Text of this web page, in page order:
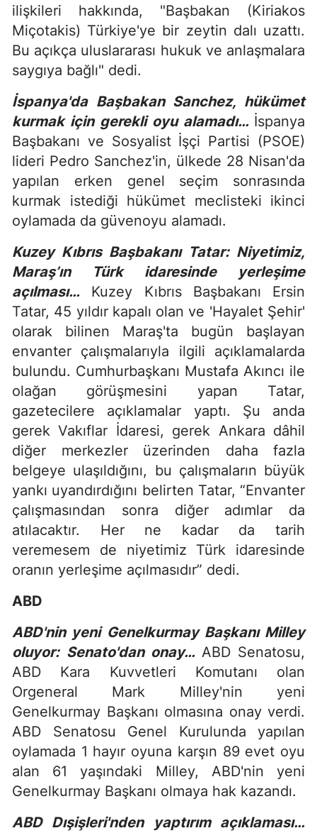
ilişkileri hakkında, "Başbakan (Kiriakos
Miçotakis) Türkiye'ye bir zeytin dalı uzattı.
Bu açıkça uluslararası hukuk ve anlaşmalara
saygıya bağlı" dedi.
İspanya'da Başbakan Sanchez, hükümet
kurmak için gerekli oyu alamadı… İspanya
Başbakanı ve Sosyalist İşçi Partisi (PSOE)
lideri Pedro Sanchez'in, ülkede 28 Nisan'da
yapılan erken genel seçim sonrasında
kurmak istediği hükümet meclisteki ikinci
oylamada da güvenoyu alamadı.
Kuzey Kıbrıs Başbakanı Tatar: Niyetimiz,
Maraş’ın Türk idaresinde yerleşime
açılması…
Kuzey Kıbrıs Başbakanı Ersin
Tatar, 45 yıldır kapalı olan ve 'Hayalet Şehir'
olarak bilinen Maraş'ta bugün başlayan
envanter çalışmalarıyla ilgili açıklamalarda
bulundu. Cumhurbaşkanı Mustafa Akıncı ile
olağan görüşmesini yapan Tatar,
gazetecilere açıklamalar yaptı. Şu anda
gerek Vakıflar İdaresi, gerek Ankara dâhil
diğer merkezler üzerinden daha fazla
belgeye ulaşıldığını, bu çalışmaların büyük
yankı uyandırdığını belirten Tatar, “Envanter
çalışmasından sonra diğer adımlar da
atılacaktır. Her ne kadar da tarih
veremesem de niyetimiz Türk idaresinde
oranın yerleşime açılmasıdır” dedi.
ABD
ABD'nin yeni Genelkurmay Başkanı Milley
oluyor: Senato'dan onay… ABD Senatosu,
ABD Kara Kuvvetleri Komutanı olan
Orgeneral Mark Milley'nin yeni
Genelkurmay Başkanı olmasına onay verdi.
ABD Senatosu Genel Kurulunda yapılan
oylamada 1 hayır oyuna karşın 89 evet oyu
alan 61 yaşındaki Milley, ABD'nin yeni
Genelkurmay Başkanı olmaya hak kazandı.
ABD Dışişleri'nden yaptırım açıklaması…